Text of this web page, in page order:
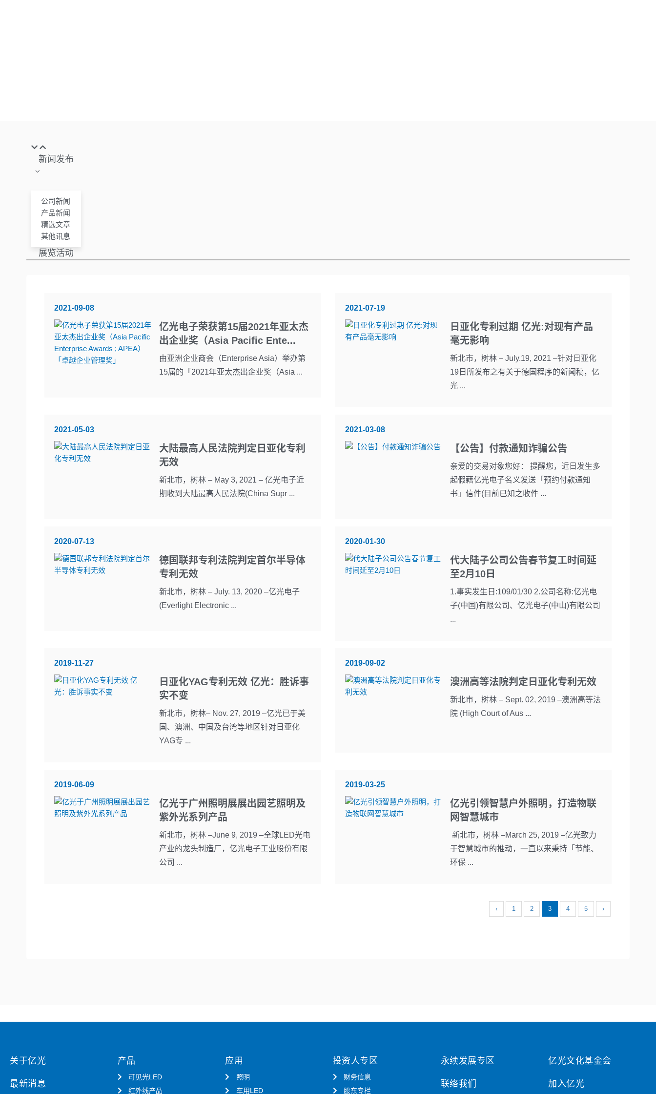
新闻发布
公司新闻
产品新闻
精选文章
其他讯息
展览活动
2021-09-08
亿光电子荣获第15届2021年亚太杰
出企业奖（Asia Pacific Ente...
由亚洲企业商会（Enterprise Asia）举办第
15届的「2021年亚太杰出企业奖（Asia ...
2021-07-19
日亚化专利过期 亿光:对现有产品
毫无影响
新北市，树林 – July.19, 2021 –针对日亚化
19日所发布之有关于德国程序的新闻稿，亿
光 ...
2021-05-03
大陆最高人民法院判定日亚化专利
无效
新北市，树林 – May 3, 2021 – 亿光电子近
期收到大陆最高人民法院(China Supr ...
2021-03-08
【公告】付款通知诈骗公告
亲爱的交易对象您好： 提醒您，近日发生多
起假藉亿光电子名义发送「预约付款通知
书」信件(目前已知之收件 ...
2020-07-13
德国联邦专利法院判定首尔半导体
专利无效
新北市，树林 – July. 13, 2020 –亿光电子
(Everlight Electronic ...
2020-01-30
代大陆子公司公告春节复工时间延
至2月10日
1.事实发生日:109/01/30 2.公司名称:亿光电
子(中国)有限公司、亿光电子(中山)有限公司
...
2019-11-27
日亚化YAG专利无效 亿光：胜诉事
实不变
新北市，树林– Nov. 27, 2019 –亿光已于美
国、澳洲、中国及台湾等地区针对日亚化
YAG专 ...
2019-09-02
澳洲高等法院判定日亚化专利无效
新北市，树林 – Sept. 02, 2019 –澳洲高等法
院 (High Court of Aus ...
2019-06-09
亿光于广州照明展展出园艺照明及
紫外光系列产品
新北市，树林 –June 9, 2019 –全球LED光电
产业的龙头制造厂，亿光电子工业股份有限
公司 ...
2019-03-25
亿光引领智慧户外照明，打造物联
网智慧城市
新北市，树林 –March 25, 2019 –亿光致力
于智慧城市的推动，一直以来秉持「节能、
环保 ...
‹ 1 2 3 4 5 ›
关于亿光
最新消息
产品
可见光LED
红外线产品
应用
照明
车用LED
投资人专区
财务信息
股东专栏
永续发展专区
联络我们
亿光文化基金会
加入亿光